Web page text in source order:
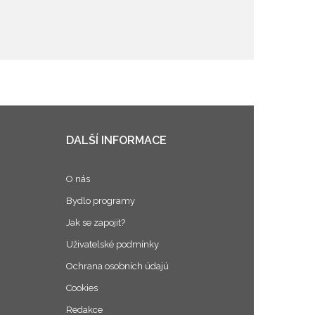
DALŠÍ INFORMACE
O nás
Bydlo programy
Jak se zapojit?
Uživatelské podmínky
Ochrana osobních údajú
Cookies
Redakce